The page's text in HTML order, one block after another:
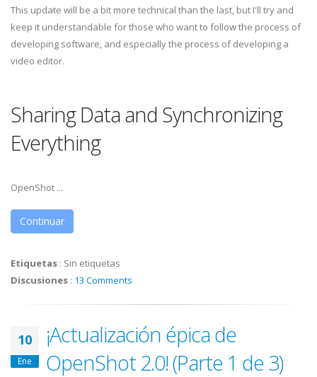
This update will be a bit more technical than the last, but I'll try and
keep it understandable for those who want to follow the process of
developing software, and especially the process of developing a
video editor.
Sharing Data and Synchronizing
Everything
OpenShot ...
Continuar
Etiquetas : Sin etiquetas
Discusiones : 13 Comments
10
Ene
¡Actualización épica de
OpenShot 2.0! (Parte 1 de 3)